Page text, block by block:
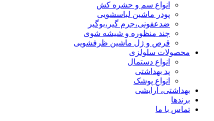
انواع سم و حشره کش
پودر ماشین لباسشویی
ضدعفونی،جرم گیر،بوگیر
چند منظوره و شیشه شوی
قرص و ژل ماشین ظرفشویی
محصولات سلولزی
انواع دستمال
پد بهداشتی
انواع پوشک
بهداشتی، آرایشی
برندها
تماس با ما